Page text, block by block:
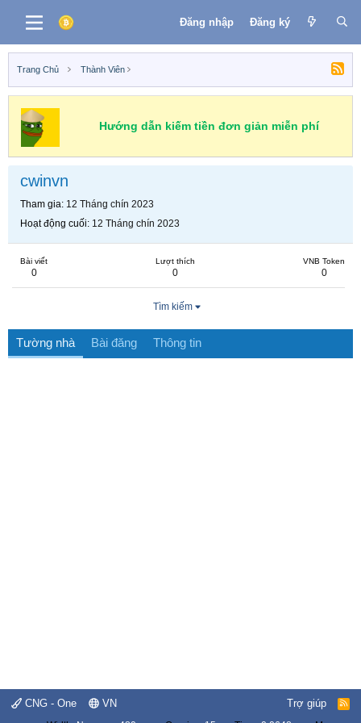
Đăng nhập Đăng ký
Trang Chủ Thành Viên
Hướng dẫn kiếm tiền đơn giản miễn phí
cwinvn
Tham gia 12 Tháng chín 2023
Hoạt động cuối 12 Tháng chín 2023
Bài viết
0
Lượt thích
0
VNB Token
0
Tìm kiếm
Tường nhà Bài đăng Thông tin
CNG - One VN Trợ giúp
R